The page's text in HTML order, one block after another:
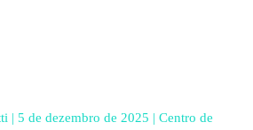
| 5 de dezembro de 2025 | Centro de